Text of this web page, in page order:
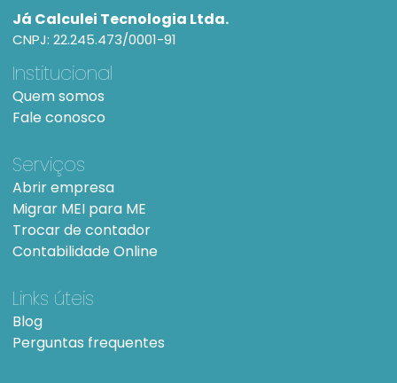
Já Calculei Tecnologia Ltda.
CNPJ: 22.245.473/0001-91
Institucional
Quem somos
Fale conosco
Serviços
Abrir empresa
Migrar MEI para ME
Trocar de contador
Contabilidade Online
Links úteis
Blog
Perguntas frequentes